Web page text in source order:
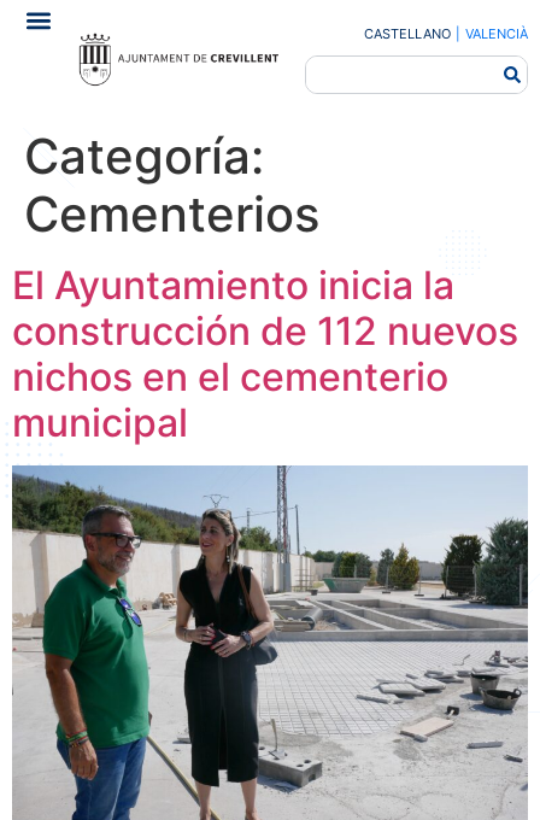
CASTELLANO VALENCIÀ
Categoría:
Cementerios
El Ayuntamiento inicia la
construcción de 112 nuevos
nichos en el cementerio
municipal